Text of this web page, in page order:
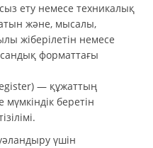
ету немесе техникалық
және, мысалы,
жіберілетін немесе
сандық форматтағы
— құжаттың
беретін
үшін